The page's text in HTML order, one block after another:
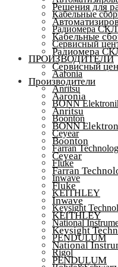
Кабельные
Радиомера
Сервисный
ПРОИЗВОДИТЕЛИ
Aaronia
Anritsu
BONN
Boonton
Ceyear
Farran
Fluke
Inwave
KEITHLEY
Keysight
National
PENDULUM
Rigol
Решения для
Кабельные
Радиомера
Сервисный
Производители
Aaronia
Anritsu
BONN
Boonton
Ceyear
Farran
Fluke
Inwave
KEITHLEY
Keysight
National
PENDULUM